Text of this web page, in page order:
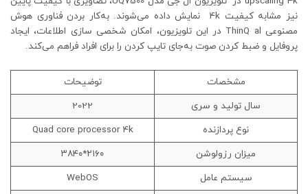
نیز مشابه کیفیت 4k نمایش داده می‌شوند. به‌کار بردن فناوری هوش
مصنوعی ThinQ al در این تلویزیون، امکان شخصی سازی اطلاعات، ایجاد
پروفایل و ضبط کردن صوت به‌جای تایپ کردن را برای افراد فراهم می‌کند.
مشخصات
توضیحات
سال تولید و سری
2022
نوع پردازنده
Quad core processor 4k
میزان رزولوشن
۲۱۶۰*۳۸۴۰
سیستم عامل
WebOS